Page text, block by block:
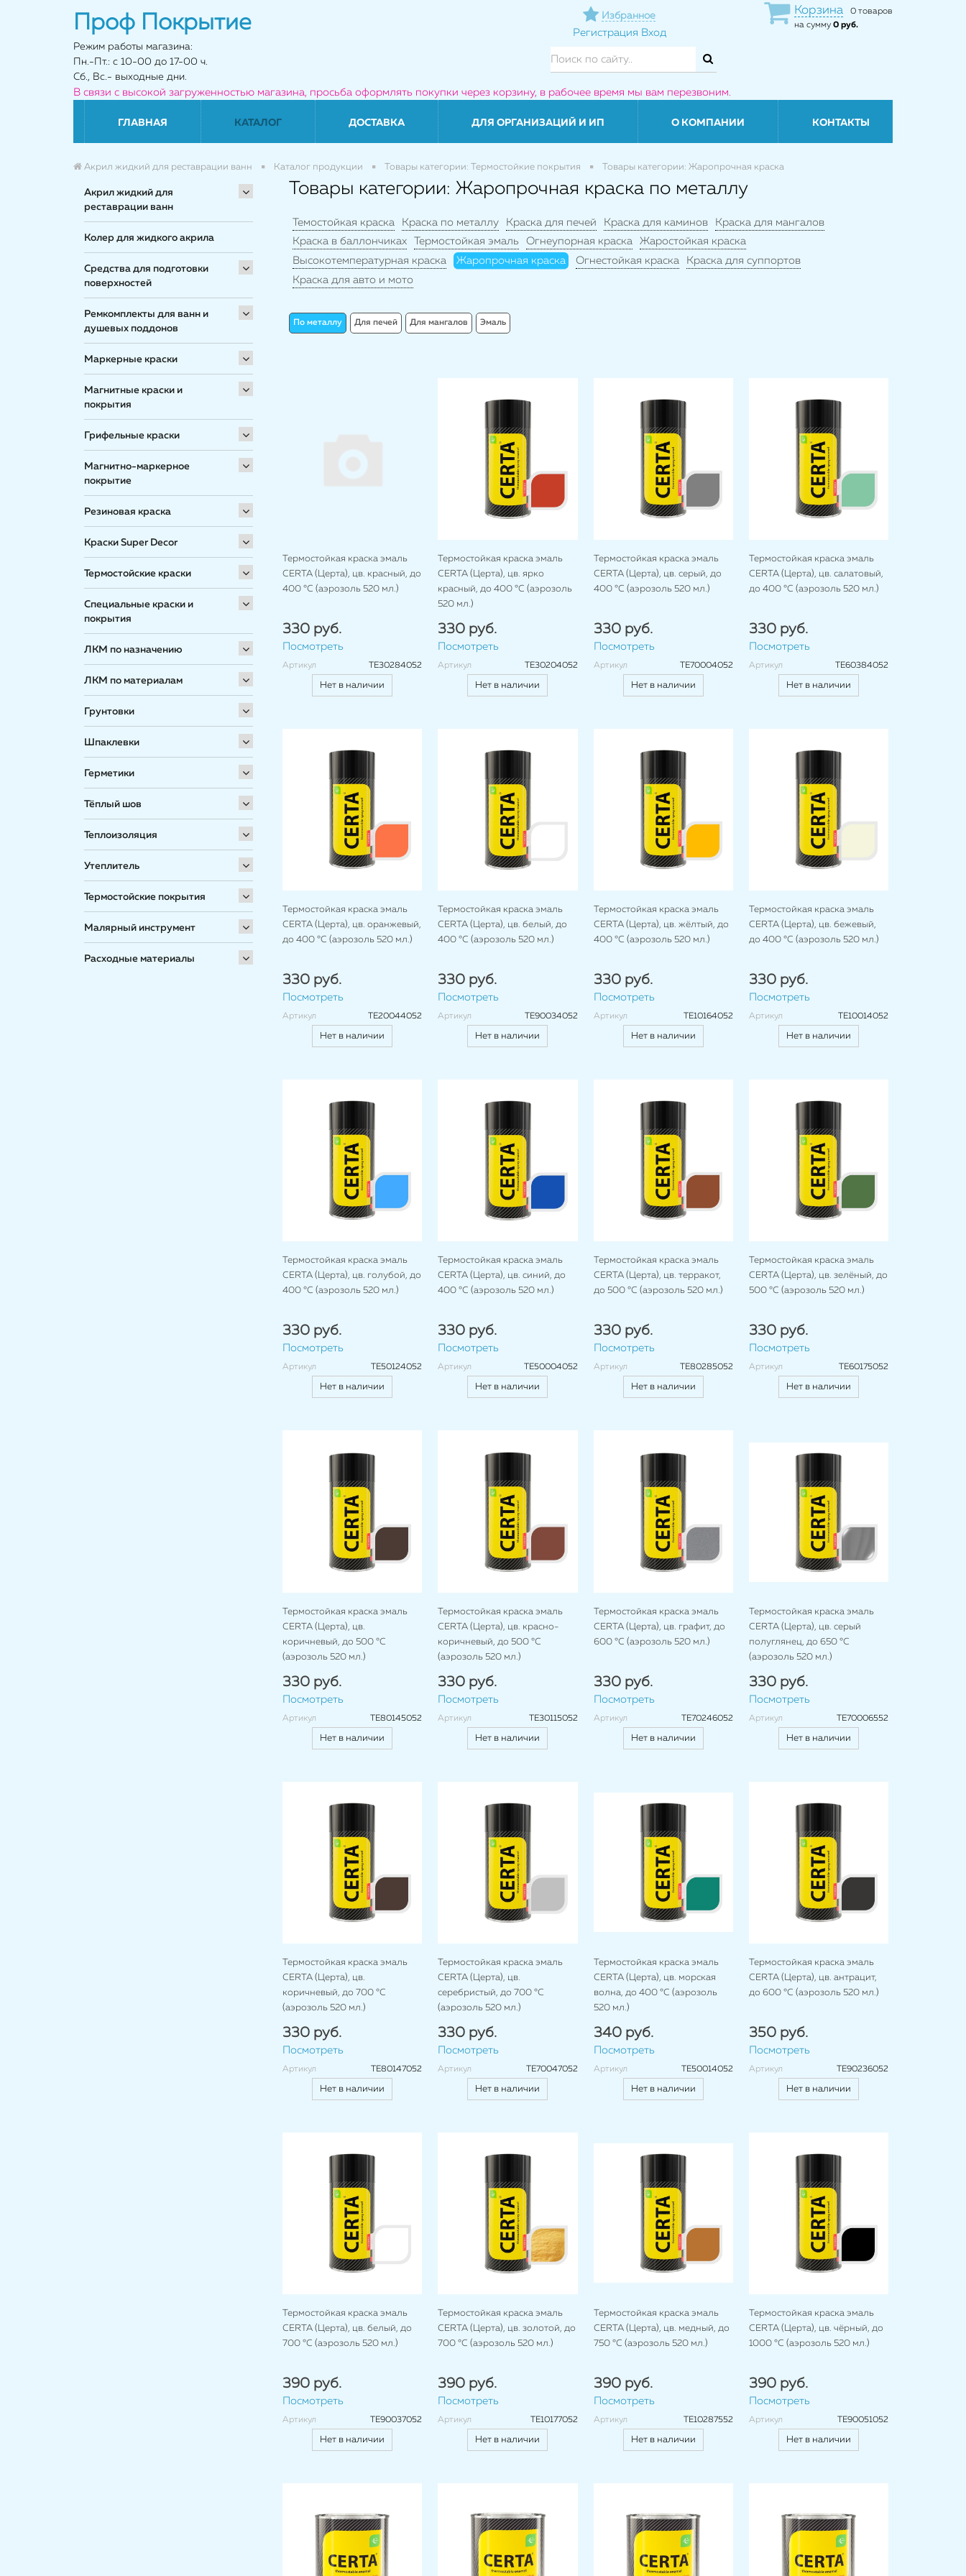
Проф Покрытие
Режим работы магазина:
Пн.-Пт.: с 10-00 до 17-00 ч.
Сб., Вс.- выходные дни.
Избранное
Регистрация Вход
Корзина
0 товаров
на сумму 0 руб.
В связи с высокой загруженностью магазина, просьба оформлять покупки через корзину, в рабочее время мы вам перезвоним.
ГЛАВНАЯ КАТАЛОГ ДОСТАВКА ДЛЯ ОРГАНИЗАЦИЙ И ИП О КОМПАНИИ КОНТАКТЫ
Акрил жидкий для реставрации ванн Каталог продукции Товары категории: Термостойкие покрытия Товары категории: Жаропрочная краска
Акрил жидкий для
реставрации ванн
Колер для жидкого акрила
Средства для подготовки
поверхностей
Ремкомплекты для ванн и
душевых поддонов
Маркерные краски
Магнитные краски и
покрытия
Грифельные краски
Магнитно-маркерное
покрытие
Резиновая краска
Краски Super Decor
Термостойские краски
Специальные краски и
покрытия
ЛКМ по назначению
ЛКМ по материалам
Грунтовки
Шпаклевки
Герметики
Тёплый шов
Теплоизоляция
Утеплитель
Термостойские покрытия
Малярный инструмент
Расходные материалы
Товары категории: Жаропрочная краска по металлу
Темостойкая краска Краска по металлу Краска для печей Краска для каминов
Краска для мангалов
Краска в баллончиках
Термостойкая эмаль Огнеупорная краска
Жаростойкая краска
Высокотемпературная краска
Жаропрочная краска Огнестойкая краска
Краска для суппортов
Краска для авто и мото
По металлу Для печей Для мангалов Эмаль
Термостойкая краска эмаль
CERTA (Церта), цв. красный, до
400 °C (аэрозоль 520 мл.)
330 руб.
Посмотреть
Артикул TE30284052
Нет в наличии
Термостойкая краска эмаль
CERTA (Церта), цв. ярко
красный, до 400 °C (аэрозоль
520 мл.)
330 руб.
Посмотреть
Артикул TE30204052
Нет в наличии
Термостойкая краска эмаль
CERTA (Церта), цв. серый, до
400 °C (аэрозоль 520 мл.)
330 руб.
Посмотреть
Артикул TE70004052
Нет в наличии
Термостойкая краска эмаль
CERTA (Церта), цв. салатовый,
до 400 °C (аэрозоль 520 мл.)
330 руб.
Посмотреть
Артикул TE60384052
Нет в наличии
Термостойкая краска эмаль
CERTA (Церта), цв. оранжевый,
до 400 °C (аэрозоль 520 мл.)
330 руб.
Посмотреть
Артикул TE20044052
Нет в наличии
Термостойкая краска эмаль
CERTA (Церта), цв. белый, до
400 °C (аэрозоль 520 мл.)
330 руб.
Посмотреть
Артикул TE90034052
Нет в наличии
Термостойкая краска эмаль
CERTA (Церта), цв. жёлтый, до
400 °C (аэрозоль 520 мл.)
330 руб.
Посмотреть
Артикул TE10164052
Нет в наличии
Термостойкая краска эмаль
CERTA (Церта), цв. бежевый,
до 400 °C (аэрозоль 520 мл.)
330 руб.
Посмотреть
Артикул TE10014052
Нет в наличии
Термостойкая краска эмаль
CERTA (Церта), цв. голубой, до
400 °C (аэрозоль 520 мл.)
330 руб.
Посмотреть
Артикул TE50124052
Нет в наличии
Термостойкая краска эмаль
CERTA (Церта), цв. синий, до
400 °C (аэрозоль 520 мл.)
330 руб.
Посмотреть
Артикул TE50004052
Нет в наличии
Термостойкая краска эмаль
CERTA (Церта), цв. терракот,
до 500 °C (аэрозоль 520 мл.)
330 руб.
Посмотреть
Артикул TE80285052
Нет в наличии
Термостойкая краска эмаль
CERTA (Церта), цв. зелёный, до
500 °C (аэрозоль 520 мл.)
330 руб.
Посмотреть
Артикул TE60175052
Нет в наличии
Термостойкая краска эмаль
CERTA (Церта), цв.
коричневый, до 500 °C
(аэрозоль 520 мл.)
330 руб.
Посмотреть
Артикул TE80145052
Нет в наличии
Термостойкая краска эмаль
CERTA (Церта), цв. красно-
коричневый, до 500 °C
(аэрозоль 520 мл.)
330 руб.
Посмотреть
Артикул TE30115052
Нет в наличии
Термостойкая краска эмаль
CERTA (Церта), цв. графит, до
600 °C (аэрозоль 520 мл.)
330 руб.
Посмотреть
Артикул TE70246052
Нет в наличии
Термостойкая краска эмаль
CERTA (Церта), цв. серый
полуглянец, до 650 °C
(аэрозоль 520 мл.)
330 руб.
Посмотреть
Артикул TE70006552
Нет в наличии
Термостойкая краска эмаль
CERTA (Церта), цв.
коричневый, до 700 °C
(аэрозоль 520 мл.)
330 руб.
Посмотреть
Артикул TE80147052
Нет в наличии
Термостойкая краска эмаль
CERTA (Церта), цв.
серебристый, до 700 °C
(аэрозоль 520 мл.)
330 руб.
Посмотреть
Артикул TE70047052
Нет в наличии
Термостойкая краска эмаль
CERTA (Церта), цв. морская
волна, до 400 °C (аэрозоль
520 мл.)
340 руб.
Посмотреть
Артикул TE50014052
Нет в наличии
Термостойкая краска эмаль
CERTA (Церта), цв. антрацит,
до 600 °C (аэрозоль 520 мл.)
350 руб.
Посмотреть
Артикул TE90236052
Нет в наличии
Термостойкая краска эмаль
CERTA (Церта), цв. белый, до
700 °C (аэрозоль 520 мл.)
390 руб.
Посмотреть
Артикул TE90037052
Нет в наличии
Термостойкая краска эмаль
CERTA (Церта), цв. золотой, до
700 °C (аэрозоль 520 мл.)
390 руб.
Посмотреть
Артикул TE10177052
Нет в наличии
Термостойкая краска эмаль
CERTA (Церта), цв. медный, до
750 °C (аэрозоль 520 мл.)
390 руб.
Посмотреть
Артикул TE10287552
Нет в наличии
Термостойкая краска эмаль
CERTA (Церта), цв. чёрный, до
1000 °C (аэрозоль 520 мл.)
390 руб.
Посмотреть
Артикул TE90051052
Нет в наличии